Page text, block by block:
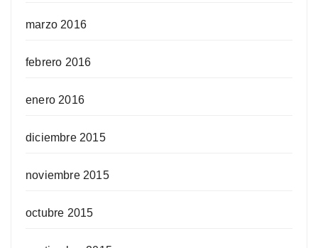
marzo 2016
febrero 2016
enero 2016
diciembre 2015
noviembre 2015
octubre 2015